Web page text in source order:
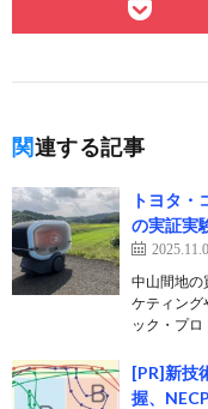
関連する記事
トヨタ・
の実証実
中山間地の
ケティング
ック・プ
[PR]新技
握、